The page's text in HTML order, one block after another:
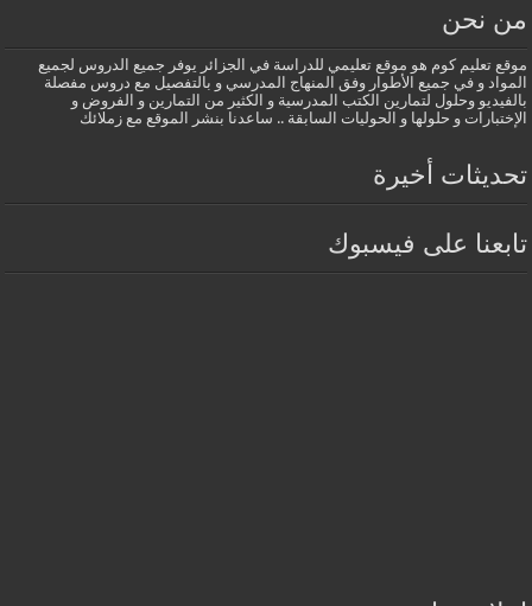
من نحن
موقع تعليم كوم هو موقع تعليمي للدراسة في الجزائر يوفر جميع الدروس لجميع
المواد و في جميع الأطوار وفق المنهاج المدرسي و بالتفصيل مع دروس مفصلة
بالفيديو وحلول لتمارين الكتب المدرسية و الكثير من التمارين و الفروض و
الإختبارات و حلولها و الحوليات السابقة .. ساعدنا بنشر الموقع مع زملائك
تحديثات أخيرة
تابعنا على فيسبوك